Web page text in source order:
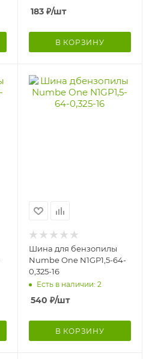
183₽/шт
В КОРЗИНУ
Шина для бензопилы
Numbe One N1GP1,5-64-
0,325-16
Есть в наличии: 2
540 ₽/шт
В КОРЗИНУ